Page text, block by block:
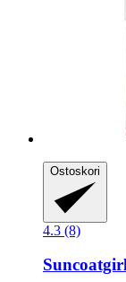
Ostoskori
4.3 (8)